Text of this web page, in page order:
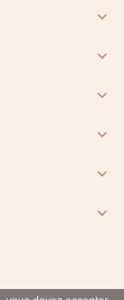





